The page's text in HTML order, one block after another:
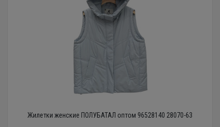
Жилетки женские ПОЛУБАТАЛ оптом 96528140 28070-63